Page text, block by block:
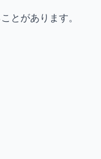
とがあります。